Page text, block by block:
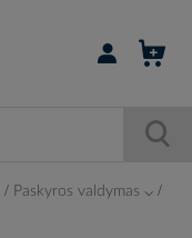
Prisijungti /
Paskyros valdymas ⌵